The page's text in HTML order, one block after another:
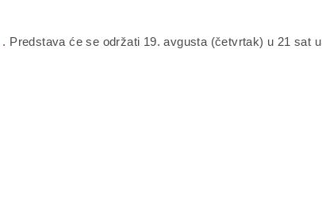
. Predstava će se održati 19. avgusta (četvrtak) u 21 sat u